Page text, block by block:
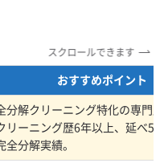
数が経った木造住宅
べて、どうしても隙
を閉めていても、わ
入り込みやすいので
スクロールできます
おすすめポイント
分解クリーニング特化の専門
リーニング歴6年以上、延べ
全分解実績。